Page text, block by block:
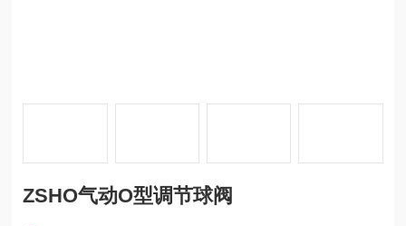
ZSHO气动O型调节球阀